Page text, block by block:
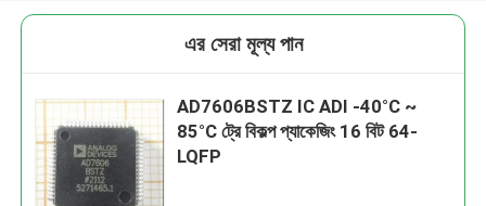
এর সেরা মূল্য পান
AD7606BSTZ IC ADI -40°C ~
85°C ট্রে বিকল্প প্যাকেজিং 16 বিট 64-
LQFP